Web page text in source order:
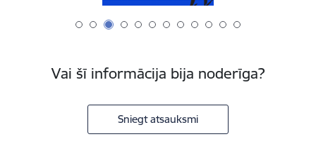
Vai šī informācija bija noderīga?
Sniegt atsauksmi